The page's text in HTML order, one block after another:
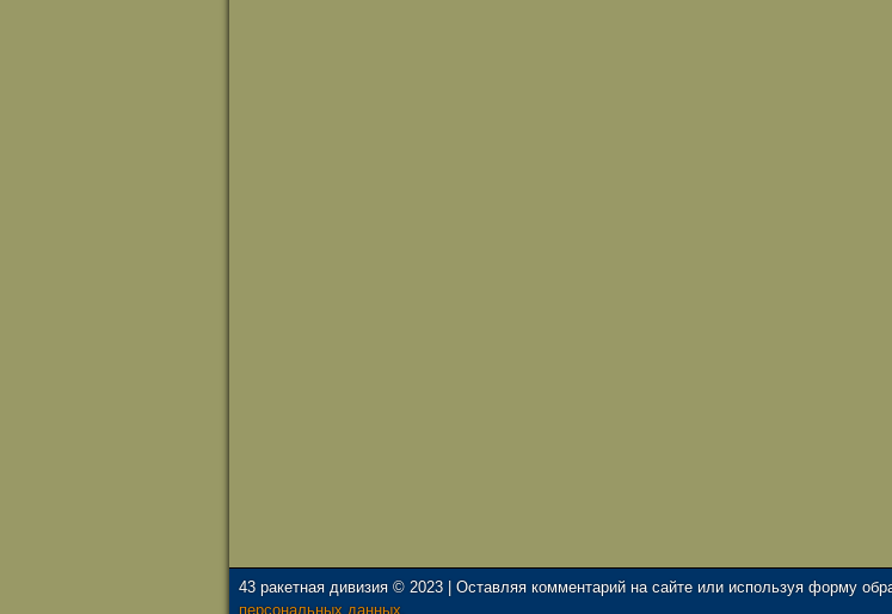
43 ракетная дивизия © 2023 | Оставляя комментарий на сайте или используя форму
персональных данных.